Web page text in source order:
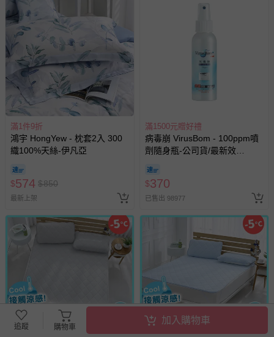
滿1件9折
鴻宇 HongYew - 枕套2入 300
織100%天絲-伊凡亞
$574 $850
最新上架
滿1500元贈好禮
病毒崩 VirusBom - 100ppm噴
劑隨身瓶-公司貨/最新效
$370
已售出 98977
追蹤 購物車
加入購物車